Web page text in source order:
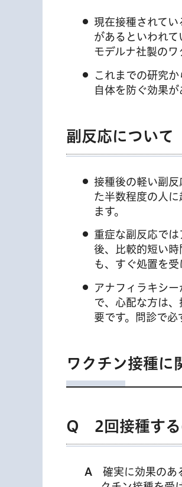
現在接種されて
があるといわれ
モデルナ社製のワ
これまでの研究
自体を防ぐ効果
副反応について
接種後の軽い副
た半数程度の人
ます。
重症な副反応で
後、比較的短い
も、すぐ処置を受
アナフィラキシ
で、心配な方は
要です。問診で必
ワクチン接種に
Q 2回接種する
A 確実に効果のあ